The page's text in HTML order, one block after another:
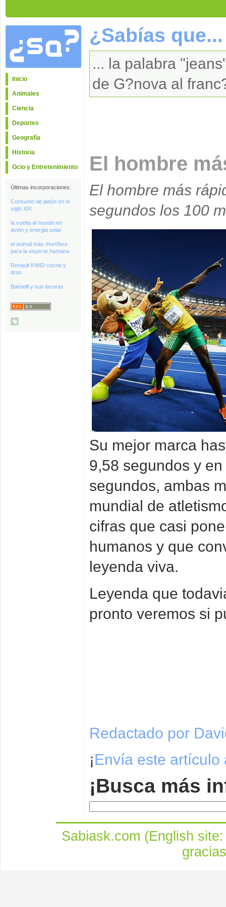
Inicio
Animales
Ciencia
Deportes
Geografía
Historia
Ocio y Entretenimiento
Últimas incorporaciones:
Consumo de jabón en el
siglo XIX
la vuelta al mundo en
avión y energia solar
el animal más mortífero
para la especie humana
Renault KWID coche y
dron
Balotelli y sus locuras
¿Sabías que...
... la palabra
de G?nova al
El hombre
El hombre más
segundos los 100
Su mejor marca
9,58 segundos y
segundos, ambas
mundial de
cifras que casi
humanos y que
leyenda viva.
Leyenda que
pronto veremos si
Redactado por
¡Envía este artículo
¡Busca más
Sabiask.com (English